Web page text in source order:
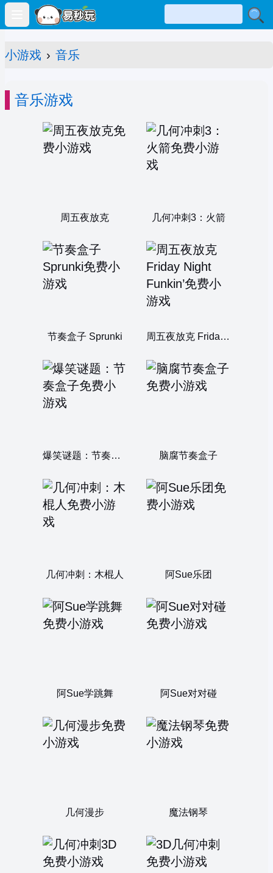
Open main menu
小游戏 › 音乐
音乐游戏
周五夜放克 几何冲刺3：火箭
节奏盒子 Sprunki 周五夜放克 Friday Night Funkin’
爆笑谜题：节奏盒子 脑腐节奏盒子
几何冲刺：木棍人 阿Sue乐团
阿Sue学跳舞 阿Sue对对碰
几何漫步 魔法钢琴